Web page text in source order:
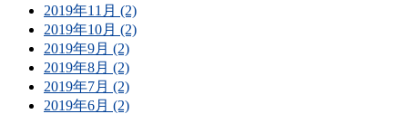
2019年11月 (2)
2019年10月 (2)
2019年9月 (2)
2019年8月 (2)
2019年7月 (2)
2019年6月 (2)